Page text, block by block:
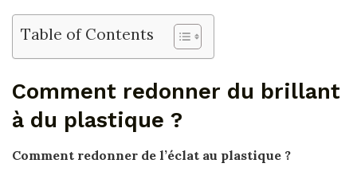
Table of Contents
Comment redonner du brillant
à du plastique ?
Comment redonner de l’éclat au plastique ?